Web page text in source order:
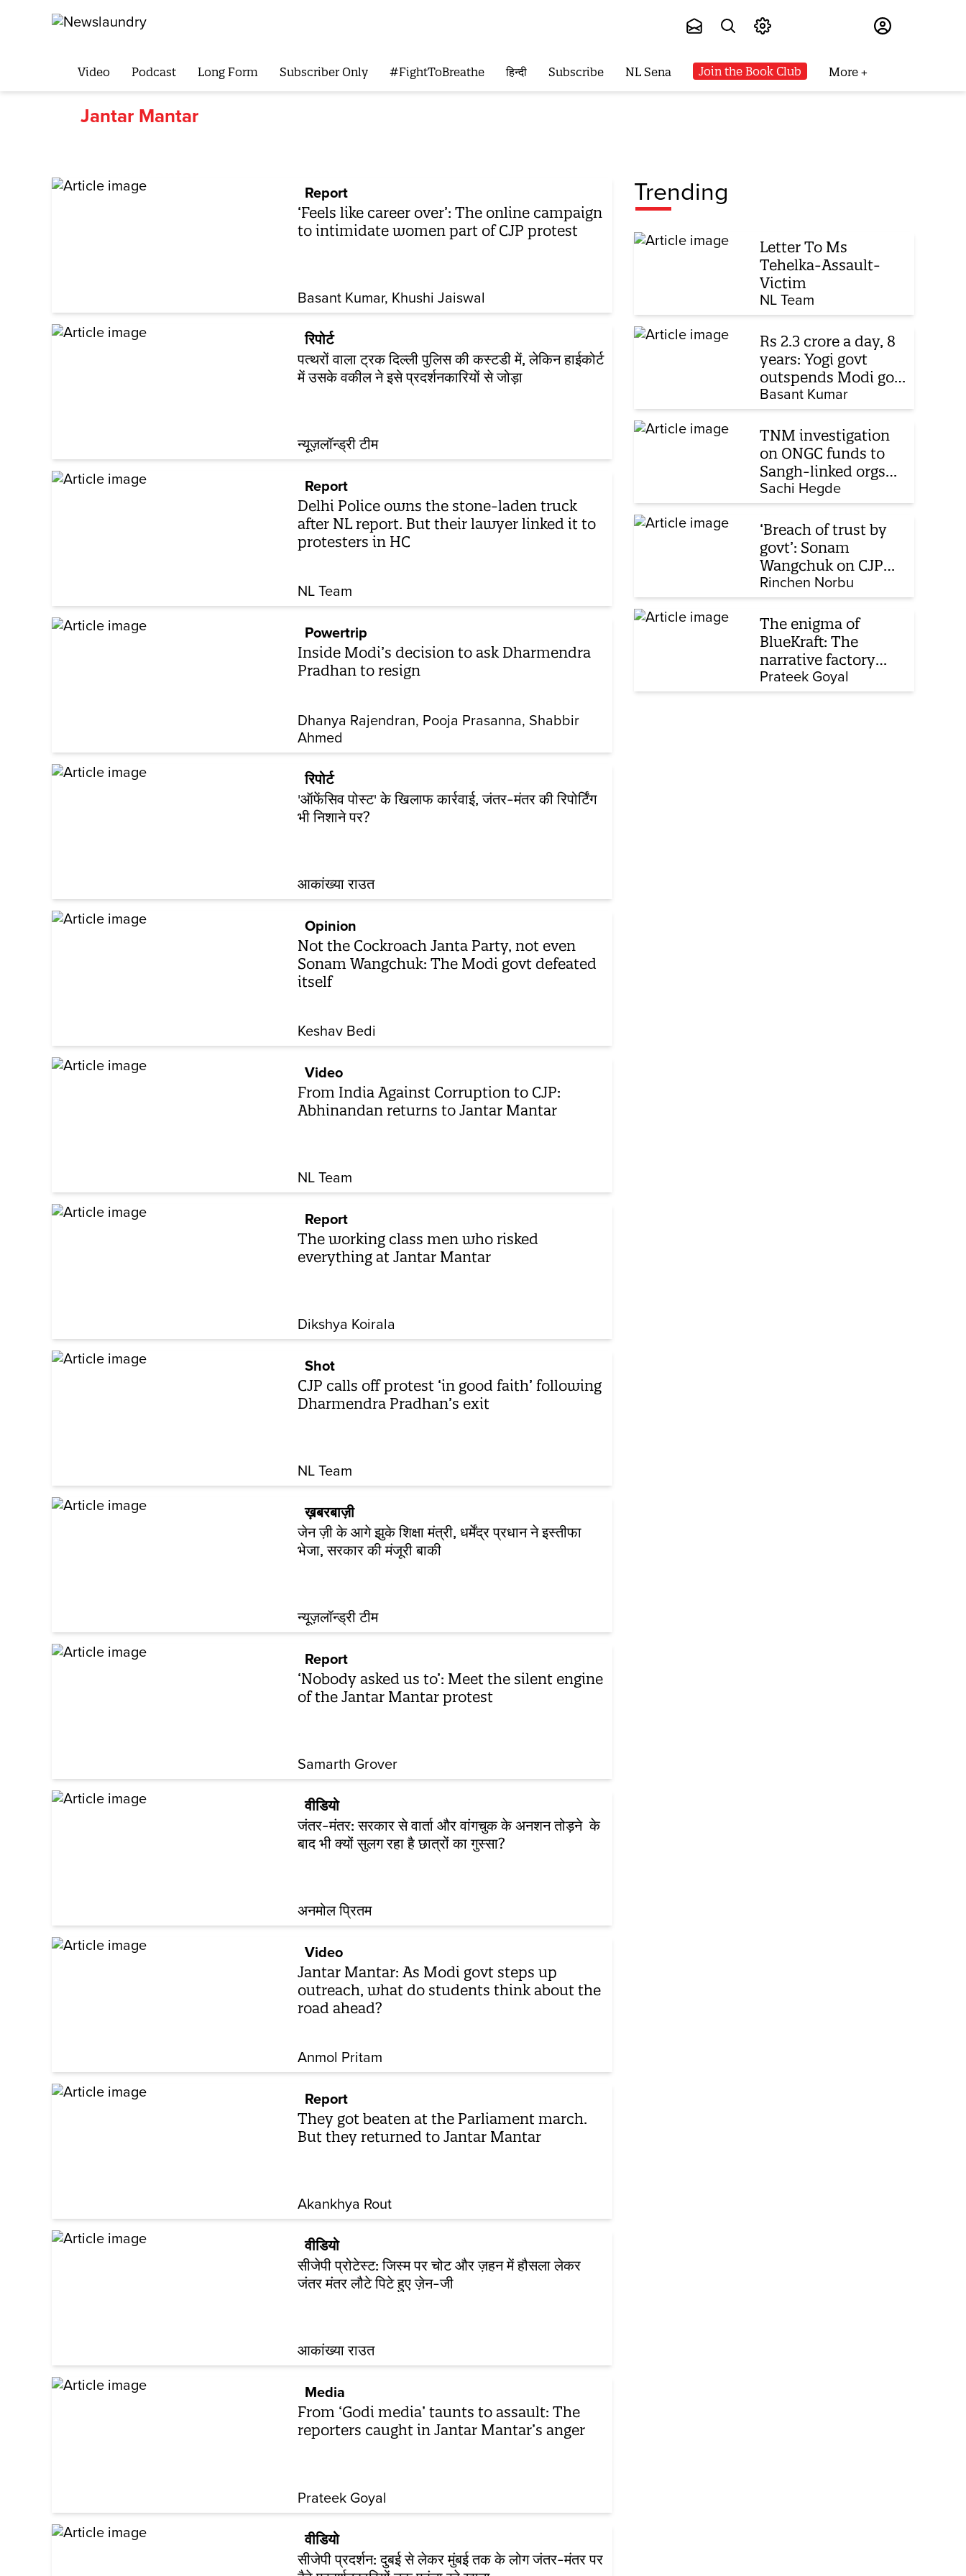
Video Podcast Long Form Subscriber Only #FightToBreathe हिन्दी Subscribe NL Sena Join the Book Club More
Jantar Mantar
Report
‘Feels like career over’: The online campaign
to intimidate women part of CJP protest
Basant Kumar Khushi Jaiswal
रिपोर्ट
पत्थरों वाला ट्रक दिल्ली पुलिस की कस्टडी में, लेकिन हाईकोर्ट
में उसके वकील ने इसे प्रदर्शनकारियों से जोड़ा
न्यूज़लॉन्ड्री टीम
Report
Delhi Police owns the stone-laden truck
after NL report. But their lawyer linked it to
protesters in HC
NL Team
Powertrip
Inside Modi’s decision to ask Dharmendra
Pradhan to resign
Dhanya Rajendran Pooja Prasanna Shabbir
Ahmed
रिपोर्ट
'ऑफेंसिव पोस्ट' के खिलाफ कार्रवाई, जंतर-मंतर की रिपोर्टिंग
भी निशाने पर?
आकांख्या राउत
Opinion
Not the Cockroach Janta Party, not even
Sonam Wangchuk: The Modi govt defeated
itself
Keshav Bedi
Video
From India Against Corruption to CJP:
Abhinandan returns to Jantar Mantar
NL Team
Report
The working class men who risked
everything at Jantar Mantar
Dikshya Koirala
Shot
CJP calls off protest ‘in good faith’ following
Dharmendra Pradhan’s exit
NL Team
ख़बरबाज़ी
जेन ज़ी के आगे झुके शिक्षा मंत्री, धर्मेंद्र प्रधान ने इस्तीफा
भेजा, सरकार की मंजूरी बाकी
न्यूज़लॉन्ड्री टीम
Report
‘Nobody asked us to’: Meet the silent engine
of the Jantar Mantar protest
Samarth Grover
वीडियो
जंतर-मंतर: सरकार से वार्ता और वांगचुक के अनशन तोड़ने के
बाद भी क्यों सुलग रहा है छात्रों का गुस्सा?
अनमोल प्रितम
Video
Jantar Mantar: As Modi govt steps up
outreach, what do students think about the
road ahead?
Anmol Pritam
Report
They got beaten at the Parliament march.
But they returned to Jantar Mantar
Akankhya Rout
वीडियो
सीजेपी प्रोटेस्ट: जिस्म पर चोट और ज़हन में हौसला लेकर
जंतर मंतर लौटे पिटे हुए ज़ेन-जी
आकांख्या राउत
Media
From ‘Godi media’ taunts to assault: The
reporters caught in Jantar Mantar’s anger
Prateek Goyal
वीडियो
सीजेपी प्रदर्शन: दुबई से लेकर मुंबई तक के लोग जंतर-मंतर पर
Trending
Letter To Ms
Tehelka-Assault-
Victim
NL Team
Rs 2.3 crore a day, 8
years: Yogi govt
outspends Modi govt
when it comes to
ads
Basant Kumar
TNM investigation
on ONGC funds to
Sangh-linked orgs
mentioned in JPC on
Corporate Laws Bill
Sachi Hegde
‘Breach of trust by
govt’: Sonam
Wangchuk on CJP
protest, hunger
strike, what comes
next
Rinchen Norbu
The enigma of
BlueKraft: The
narrative factory
behind Brand Modi
Prateek Goyal